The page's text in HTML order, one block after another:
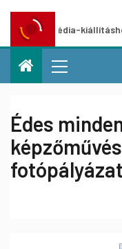
kiállításhoz
Édes
fotópályázat